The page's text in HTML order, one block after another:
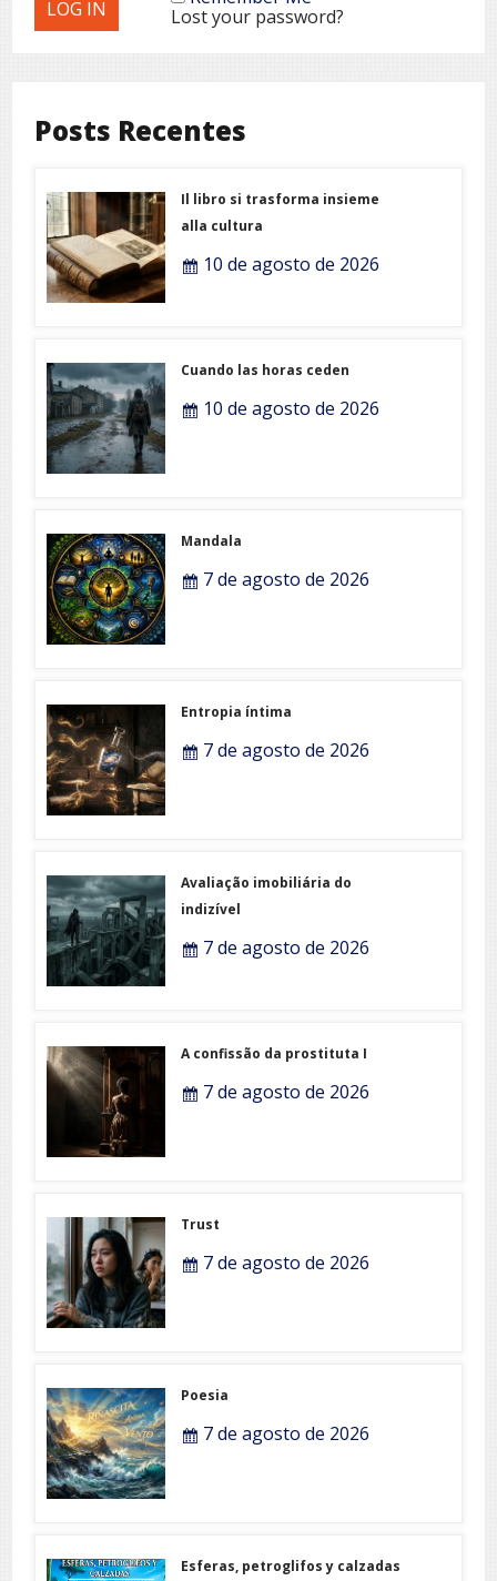
Lost your password?
Posts Recentes
Il libro si trasforma insieme
alla cultura
10 de agosto de 2026
Cuando las horas ceden
10 de agosto de 2026
Mandala
7 de agosto de 2026
Entropia íntima
7 de agosto de 2026
Avaliação imobiliária do
indizível
7 de agosto de 2026
A confissão da prostituta I
7 de agosto de 2026
Trust
7 de agosto de 2026
Poesia
7 de agosto de 2026
Esferas, petroglifos y calzadas